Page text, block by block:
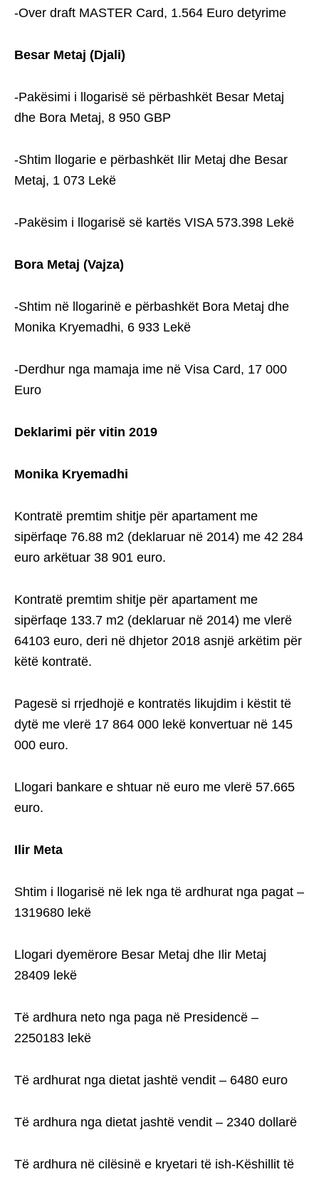
-Over draft MASTER Card, 1.564 Euro detyrime
Besar Metaj (Djali)
-Pakësimi i llogarisë së përbashkët Besar Metaj
dhe Bora Metaj, 8 950 GBP
-Shtim llogarie e përbashkët Ilir Metaj dhe Besar
Metaj, 1 073 Lekë
-Pakësim i llogarisë së kartës VISA 573.398 Lekë
Bora Metaj (Vajza)
-Shtim në llogarinë e përbashkët Bora Metaj dhe
Monika Kryemadhi, 6 933 Lekë
-Derdhur nga mamaja ime në Visa Card, 17 000
Euro
Deklarimi për vitin 2019
Monika Kryemadhi
Kontratë premtim shitje për apartament me
sipërfaqe 76.88 m2 (deklaruar në 2014) me 42 284
euro arkëtuar 38 901 euro.
Kontratë premtim shitje për apartament me
sipërfaqe 133.7 m2 (deklaruar në 2014) me vlerë
64103 euro, deri në dhjetor 2018 asnjë arkëtim për
këtë kontratë.
Pagesë si rrjedhojë e kontratës likujdim i këstit të
dytë me vlerë 17 864 000 lekë konvertuar në 145
000 euro.
Llogari bankare e shtuar në euro me vlerë 57.665
euro.
Ilir Meta
Shtim i llogarisë në lek nga të ardhurat nga pagat –
1319680 lekë
Llogari dyemërore Besar Metaj dhe Ilir Metaj
28409 lekë
Të ardhura neto nga paga në Presidencë –
2250183 lekë
Të ardhurat nga dietat jashtë vendit – 6480 euro
Të ardhura nga dietat jashtë vendit – 2340 dollarë
Të ardhura në cilësinë e kryetari të ish-Këshillit të